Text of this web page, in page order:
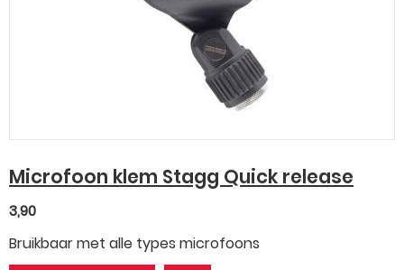
Microfoon klem Stagg Quick release
3,90
Bruikbaar met alle types microfoons